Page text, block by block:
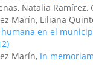
Natalia
Marín, Liliana
en el
Marín, In